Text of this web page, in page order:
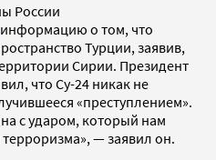
России
информацию о том, что
Турции, заявив,
Сирии. Президент
что Су-24 никак не
«преступлением».
с ударом, который нам
— заявил он.